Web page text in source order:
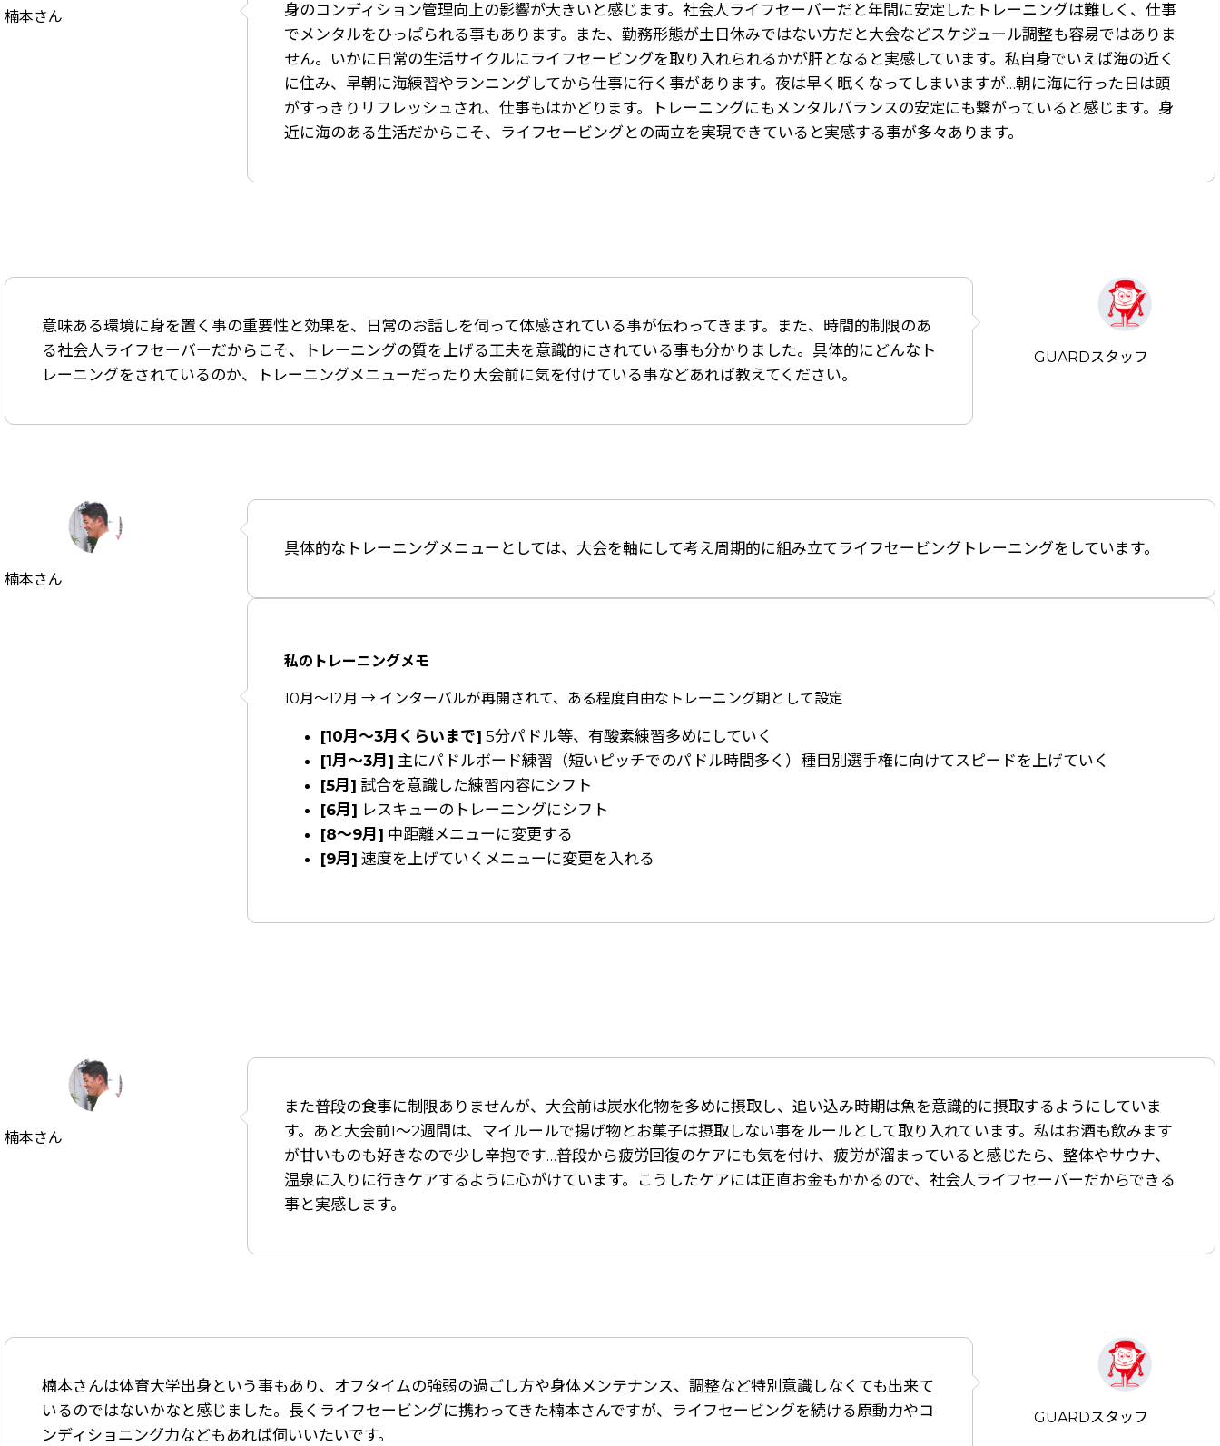
楠本さん
身のコンディション管理向上の影響が大きいと感じます。社会人ライフセーバーだと年間に安定したトレーニングは難しく、仕事
でメンタルをひっぱられる事もあります。また、勤務形態が土日休みではない方だと大会などスケジュール調整も容易ではありま
せん。いかに日常の生活サイクルにライフセービングを取り入れられるかが肝となると実感しています。私自身でいえば海の近く
に住み、早朝に海練習やランニングしてから仕事に行く事があります。夜は早く眠くなってしまいますが…朝に海に行った日は頭
がすっきりリフレッシュされ、仕事もはかどります。トレーニングにもメンタルバランスの安定にも繋がっていると感じます。身
近に海のある生活だからこそ、ライフセービングとの両立を実現できていると実感する事が多々あります。
GUARDスタッフ
意味ある環境に身を置く事の重要性と効果を、日常のお話しを伺って体感されている事が伝わってきます。また、時間的制限のあ
る社会人ライフセーバーだからこそ、トレーニングの質を上げる工夫を意識的にされている事も分かりました。具体的にどんなト
レーニングをされているのか、トレーニングメニューだったり大会前に気を付けている事などあれば教えてください。
楠本さん
具体的なトレーニングメニューとしては、大会を軸にして考え周期的に組み立てライフセービングトレーニングをしています。
私のトレーニングメモ
10月～12月 → インターバルが再開されて、ある程度自由なトレーニング期として設定
[10月～3月くらいまで] 5分パドル等、有酸素練習多めにしていく
[1月～3月] 主にパドルボード練習（短いピッチでのパドル時間多く）種目別選手権に向けてスピードを上げていく
[5月] 試合を意識した練習内容にシフト
[6月] レスキューのトレーニングにシフト
[8～9月] 中距離メニューに変更する
[9月] 速度を上げていくメニューに変更を入れる
楠本さん
また普段の食事に制限ありませんが、大会前は炭水化物を多めに摂取し、追い込み時期は魚を意識的に摂取するようにしていま
す。あと大会前1～2週間は、マイルールで揚げ物とお菓子は摂取しない事をルールとして取り入れています。私はお酒も飲みます
が甘いものも好きなので少し辛抱です…普段から疲労回復のケアにも気を付け、疲労が溜まっていると感じたら、整体やサウナ、
温泉に入りに行きケアするように心がけています。こうしたケアには正直お金もかかるので、社会人ライフセーバーだからできる
事と実感します。
GUARDスタッフ
楠本さんは体育大学出身という事もあり、オフタイムの強弱の過ごし方や身体メンテナンス、調整など特別意識しなくても出来て
いるのではないかなと感じました。長くライフセービングに携わってきた楠本さんですが、ライフセービングを続ける原動力やコ
ンディショニング力などもあれば伺いいたいです。